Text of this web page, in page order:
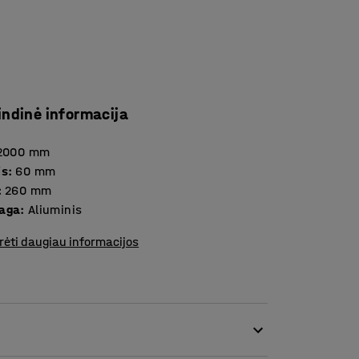
informacija
mm
: 60 mm
260 mm
: Aliuminis
daugiau informacijos